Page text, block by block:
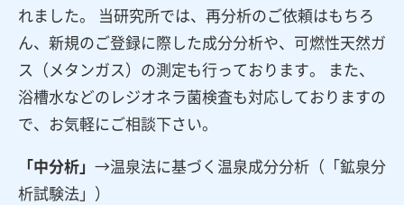
れました。 当研究所では、再分析のご依頼はもちろ
ん、新規のご登録に際した成分分析や、可燃性天然ガ
ス（メタンガス）の測定も行っております。 また、
浴槽水などのレジオネラ菌検査も対応しておりますの
で、お気軽にご相談下さい。
「中分析」 →温泉法に基づく温泉成分分析（「鉱泉分
析試験法」）